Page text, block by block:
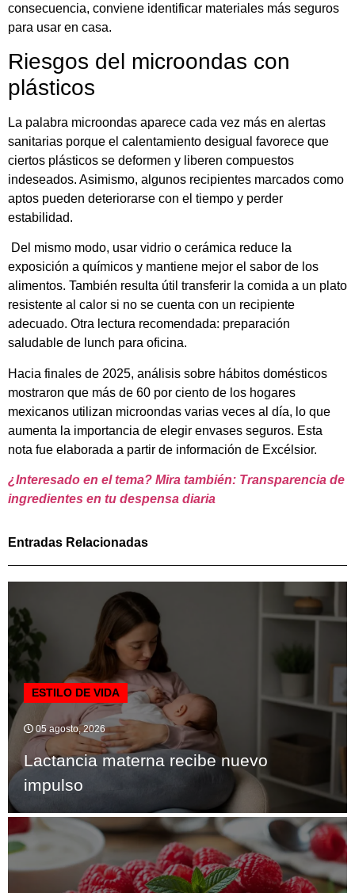
consecuencia, conviene identificar materiales más seguros
para usar en casa.
Riesgos del microondas con
plásticos
La palabra microondas aparece cada vez más en alertas
sanitarias porque el calentamiento desigual favorece que
ciertos plásticos se deformen y liberen compuestos
indeseados. Asimismo, algunos recipientes marcados como
aptos pueden deteriorarse con el tiempo y perder
estabilidad.
Del mismo modo, usar vidrio o cerámica reduce la
exposición a químicos y mantiene mejor el sabor de los
alimentos. También resulta útil transferir la comida a un plato
resistente al calor si no se cuenta con un recipiente
adecuado. Otra lectura recomendada: preparación
saludable de lunch para oficina.
Hacia finales de 2025, análisis sobre hábitos domésticos
mostraron que más de 60 por ciento de los hogares
mexicanos utilizan microondas varias veces al día, lo que
aumenta la importancia de elegir envases seguros. Esta
nota fue elaborada a partir de información de Excélsior.
¿Interesado en el tema? Mira también: Transparencia de
ingredientes en tu despensa diaria
Entradas Relacionadas
ESTILO DE VIDA
05 agosto, 2026
Lactancia materna recibe nuevo
impulso